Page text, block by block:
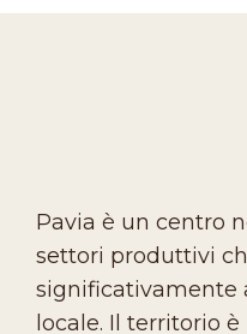
Pavia è un centro
settori produttivi
significativamente
locale. Il territorio